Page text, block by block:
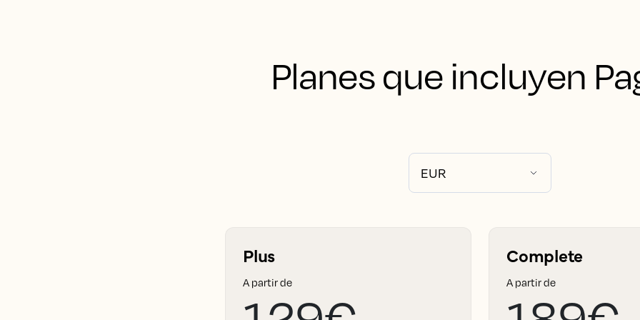
Planes que incluyen
Plus
A partir de
Complete
A partir de